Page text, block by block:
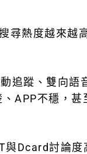
尋熱度越來越
追蹤、雙向語
APP不穩，甚
Dcard討論度